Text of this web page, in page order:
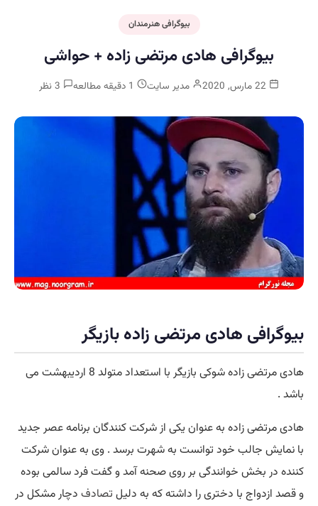
بیوگرافی هنرمندان
بیوگرافی هادی مرتضی زاده + حواشی
مدیر سایت
بیوگرافی هادی مرتضی زاده بازیگر
هادی مرتضی زاده شوکی بازیگر با استعداد متولد 8 اردیبهشت می
باشد .
هادی مرتضی زاده به عنوان یکی از شرکت کنندگان برنامه عصر جدید
با نمایش جالب خود توانست به شهرت برسد . وی به عنوان شرکت
کننده در بخش خوانندگی بر روی صحنه آمد و گفت فرد سالمی بوده
و قصد ازدواج با دختری را داشته که به دلیل تصادف دچار مشکل در